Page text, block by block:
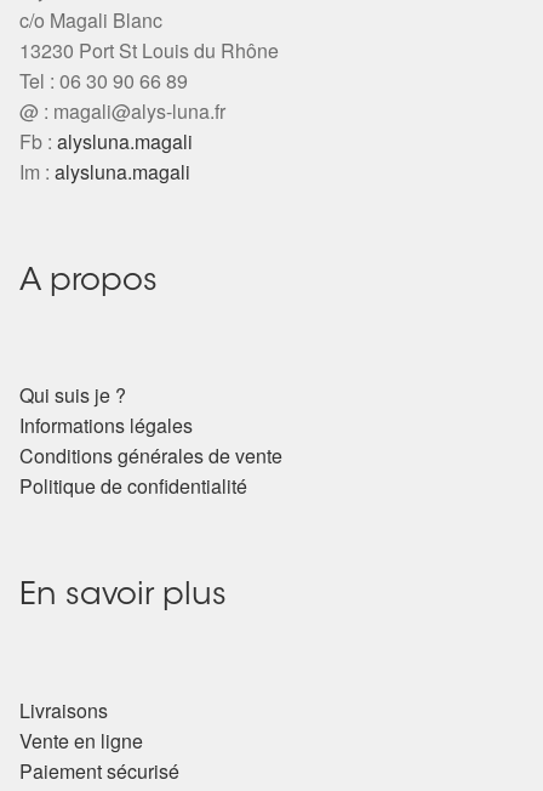
Déco
Cadeaux de naissance
Ésotérisme : les pratiques spirituelles du monde invisible
Protection énergétique : Trouvez votre bouclier
intérieur
Les pierres en détail
La roue de l’année
Validation de la commande
c/o Magali Blanc
13230 Port St Louis du Rhône
Tel : 06 30 90 66 89
@ : magali@alys-luna.fr
Fb : alysluna.magali
Im : alysluna.magali
A propos
Qui suis je ?
Informations légales
Conditions générales de vente
Politique de confidentialité
En savoir plus
Livraisons
Vente en ligne
Paiement sécurisé